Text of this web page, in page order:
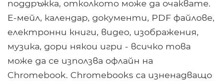
поддръжка, отколкото може да очаквате.
Е-мейл, календар, документи, PDF файлове,
електронни книги, видео, изображения,
музика, дори някои игри - всичко това
може да се използва офлайн на
Chromebook. Chromebooks са изненадващо